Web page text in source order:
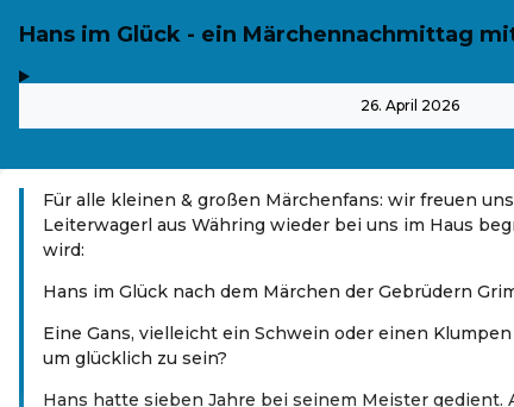
Hans im Glück - ein Märchennachmittag
26. April 2026
Für alle kleinen & großen Märchenfans: wir freuen
Leiterwagerl aus Währing wieder bei uns im Haus
wird:
Hans im Glück nach dem Märchen der Gebrüdern
Eine Gans, vielleicht ein Schwein oder einen Klumpen
um glücklich zu sein?
Hans hatte sieben Jahre bei seinem Meister gedient.